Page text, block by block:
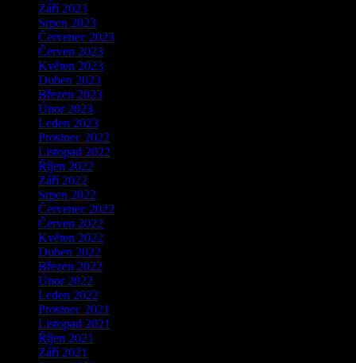
Září 2023
Srpen 2023
Červenec 2023
Červen 2023
Květen 2023
Duben 2023
Březen 2023
Únor 2023
Leden 2023
Prosinec 2022
Listopad 2022
Říjen 2022
Září 2022
Srpen 2022
Červenec 2022
Červen 2022
Květen 2022
Duben 2022
Březen 2022
Únor 2022
Leden 2022
Prosinec 2021
Listopad 2021
Říjen 2021
Září 2021